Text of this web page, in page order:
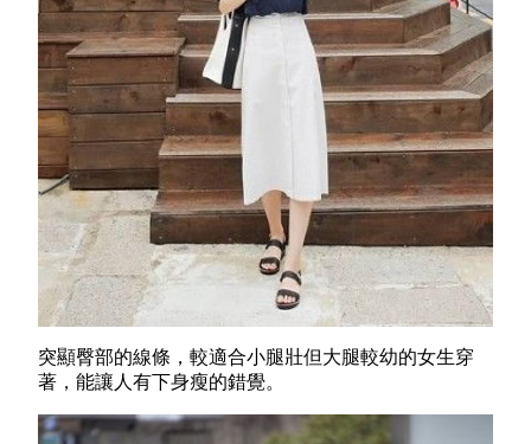
突顯臀部的線條，較適合小腿壯但大腿較幼的女生穿
著，能讓人有下身瘦的錯覺。